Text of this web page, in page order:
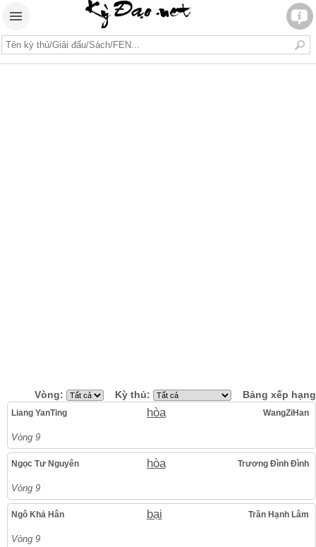
Vòng: Kỳ thủ: Bảng xếp hạng
Liang YanTing hòa WangZiHan
Vòng 9
Ngọc Tư Nguyên hòa Trương Đình Đình
Vòng 9
Ngô Khả Hân bại Trần Hạnh Lâm
Vòng 9